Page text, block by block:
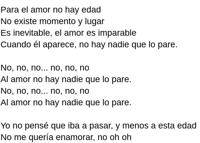
Para el amor no hay edad
No existe momento y lugar
Es inevitable, el amor es imparable
Cuando él aparece, no hay nadie que lo pare.
No, no, no... no, no, no
Al amor no hay nadie que lo pare.
No, no, no... no, no, no
Al amor no hay nadie que lo pare.
Yo no pensé que iba a pasar, y menos a esta edad
No me quería enamorar, no oh oh